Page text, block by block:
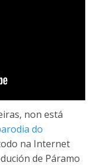
non está
do
na Internet
de Páramo